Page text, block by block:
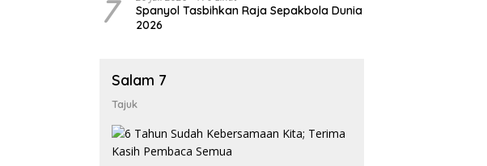
7
Spanyol Tasbihkan Raja Sepakbola Dunia
2026
Salam 7
Tajuk